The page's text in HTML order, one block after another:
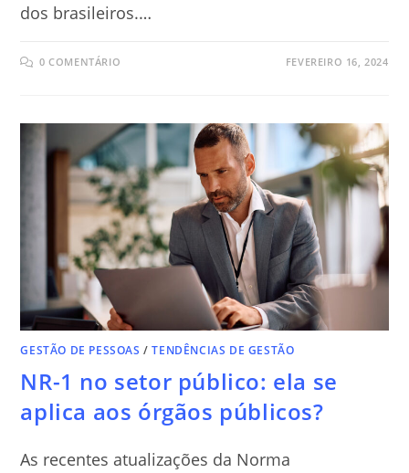
dos brasileiros.…
0 COMENTÁRIO FEVEREIRO 16, 2024
GESTÃO DE PESSOAS /TENDÊNCIAS DE GESTÃO
NR-1 no setor público: ela se
aplica aos órgãos públicos?
As recentes atualizações da Norma